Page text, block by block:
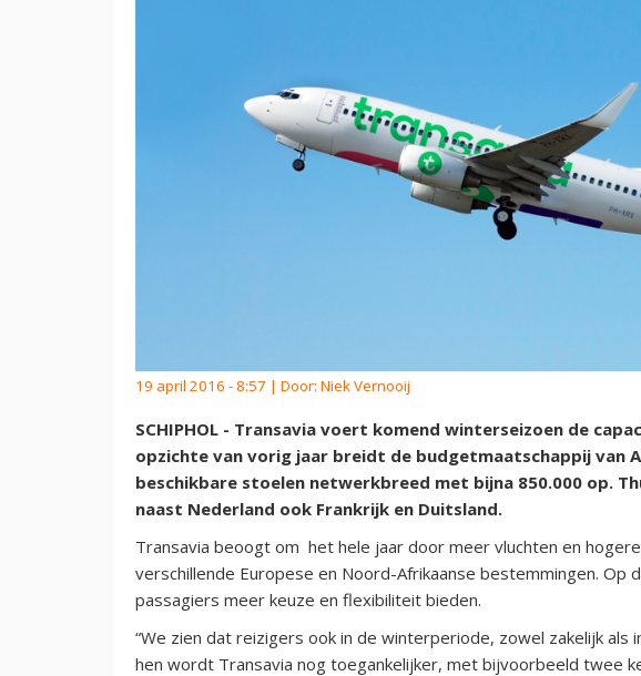
19 april 2016 - 8:57 | Door: Niek Vernooij
SCHIPHOL - Transavia voert komend winterseizoen de
opzichte van vorig jaar breidt de budgetmaatschappij van
beschikbare stoelen netwerkbreed met bijna 850.000 op.
naast Nederland ook Frankrijk en Duitsland.
Transavia beoogt om het hele jaar door meer vluchten en
verschillende Europese en Noord-Afrikaanse bestemmingen. Op
passagiers meer keuze en flexibiliteit bieden.
“We zien dat reizigers ook in de winterperiode, zowel zakelijk als
hen wordt Transavia nog toegankelijker, met bijvoorbeeld twee